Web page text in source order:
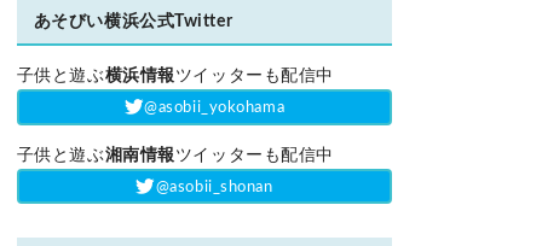
あそびい横浜公式Twitter
子供と遊ぶ横浜情報 ツイッターも配信中
‎@asobii_yokohama
子供と遊ぶ湘南情報 ツイッターも配信中
‎@asobii_shonan